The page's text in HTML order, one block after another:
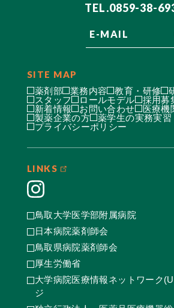
TEL.0859-38-
E-MAIL
SITE MAP
薬剤部 業務内容 教育・研修
スタッフ
ロールモデル
採用募
新着情報
お問い合わせ
医療機
製薬企業の方
薬学生の実務実習
プライバシーポリシー
LINKS
鳥取大学医学部附属病院
日本病院薬剤師会
鳥取県病院薬剤師会
厚生労働省
大学病院医療情報ネットワーク
ジ